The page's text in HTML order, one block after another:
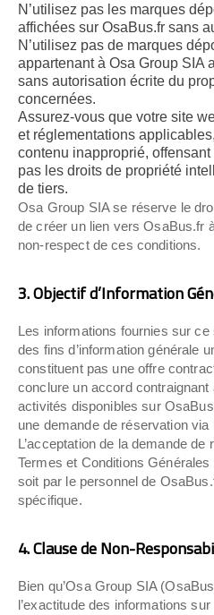
N’utilisez pas les marques
affichées sur OsaBus.fr sans
N’utilisez pas de marques
appartenant à Osa Group SIA
sans autorisation écrite du
concernées.
Assurez-vous que votre site
et réglementations
contenu inapproprié,
pas les droits de propriété
de tiers.
Osa Group SIA se réserve le
de créer un lien vers OsaBus.fr
non-respect de ces conditions.
3. Objectif d’Information
Les informations fournies sur
des fins d’information générale
constituent pas une offre
conclure un accord
activités disponibles sur
une demande de réservation
L’acceptation de la demande
Termes et Conditions
soit par le personnel de
spécifique.
4. Clause de Non-
Bien qu’Osa Group SIA
l’exactitude des informations